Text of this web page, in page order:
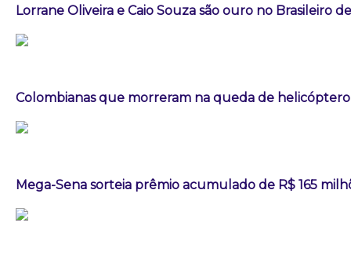
Lorrane Oliveira e Caio Souza são ouro no Brasileiro
Colombianas que morreram na queda de
Mega-Sena sorteia prêmio acumulado de R$ 165